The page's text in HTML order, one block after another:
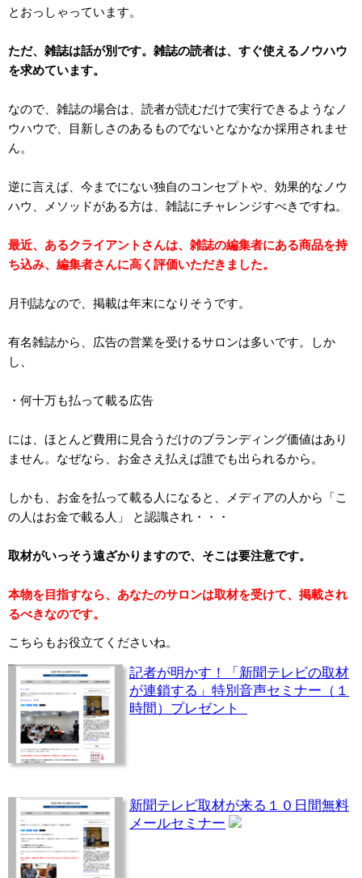
とおっしゃっています。
ただ、雑誌は話が別です。雑誌の読者は、すぐ使えるノウハウ
を求めています。
なので、雑誌の場合は、読者が読むだけで実行できるようなノ
ウハウで、目新しさのあるものでないとなかなか採用されませ
ん。
逆に言えば、今までにない独自のコンセプトや、効果的なノウ
ハウ、メソッドがある方は、雑誌にチャレンジすべきですね。
最近、あるクライアントさんは、雑誌の編集者にある商品を持
ち込み、編集者さんに高く評価いただきました。
月刊誌なので、掲載は年末になりそうです。
有名雑誌から、広告の営業を受けるサロンは多いです。しか
し、
・何十万も払って載る広告
には、ほとんど費用に見合うだけのブランディング価値はあり
ません。なぜなら、お金さえ払えば誰でも出られるから。
しかも、お金を払って載る人になると、メディアの人から「こ
の人はお金で載る人」 と認識され・・・
取材がいっそう遠ざかりますので、そこは要注意です。
本物を目指すなら、あなたのサロンは取材を受けて、掲載され
るべきなのです。
こちらもお役立てくださいね。
記者が明かす！「新聞テレビの取材
が連鎖する」特別音声セミナー（１
時間）プレゼント
新聞テレビ取材が来る１０日間無料
メールセミナー